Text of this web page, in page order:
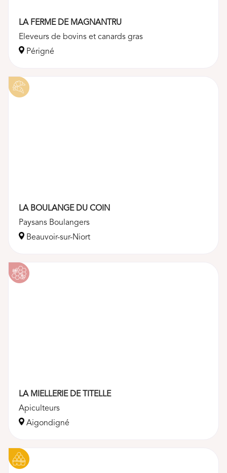
LA FERME DE MAGNANTRU
Eleveurs de bovins et canards gras
Périgné
LA BOULANGE DU COIN
Paysans Boulangers
Beauvoir-sur-Niort
LA MIELLERIE DE TITELLE
Apiculteurs
Aigondigné